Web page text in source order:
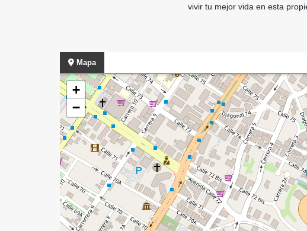
vivir tu mejor vida en esta
Mapa
+
−